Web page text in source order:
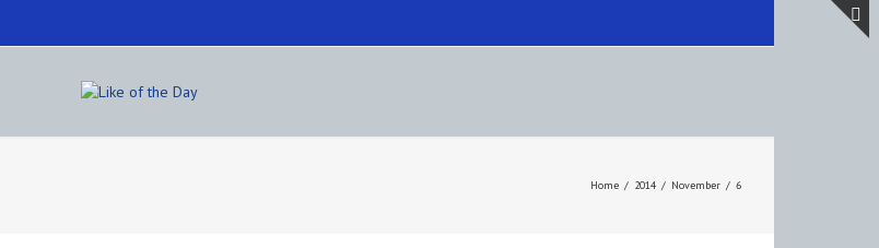
Home / 2014 / November / 6